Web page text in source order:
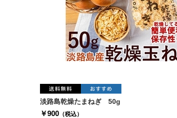
淡路島乾燥たまねぎ 50g
￥900 （税込）